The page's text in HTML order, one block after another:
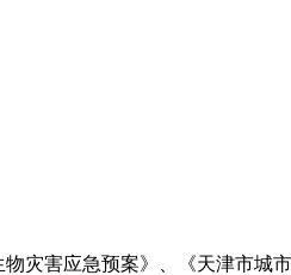
灾害应急预案》、《天津市城